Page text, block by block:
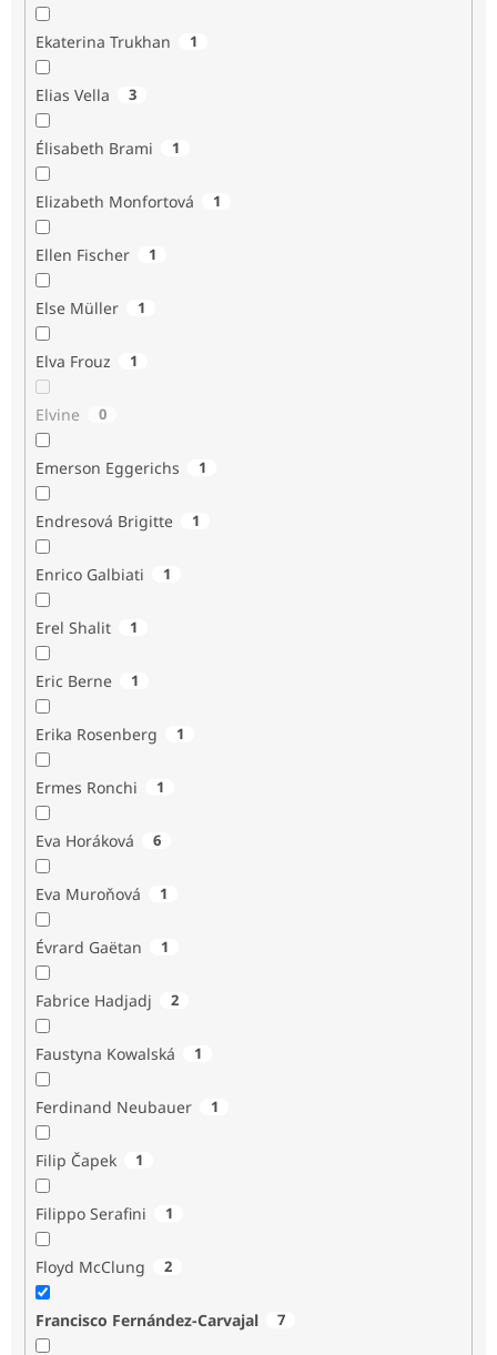
Ekaterina Trukhan 1
Elias Vella 3
Élisabeth Brami 1
Elizabeth Monfortová 1
Ellen Fischer 1
Else Müller 1
Elva Frouz 1
Elvine 0
Emerson Eggerichs 1
Endresová Brigitte 1
Enrico Galbiati 1
Erel Shalit 1
Eric Berne 1
Erika Rosenberg 1
Ermes Ronchi 1
Eva Horáková 6
Eva Muroňová 1
Évrard Gaëtan 1
Fabrice Hadjadj 2
Faustyna Kowalská 1
Ferdinand Neubauer 1
Filip Čapek 1
Filippo Serafini 1
Floyd McClung 2
Francisco Fernández-Carvajal 7